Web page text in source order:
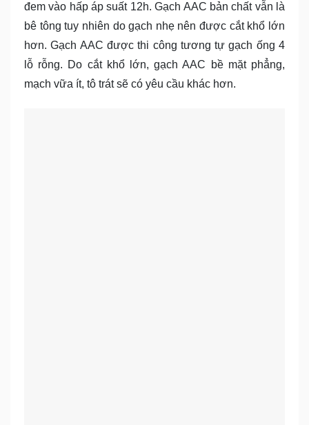
đem vào hấp áp suất 12h. Gạch AAC bản chất vẫn là
bê tông tuy nhiên do gạch nhẹ nên được cắt khổ lớn
hơn. Gạch AAC được thi công tương tự gạch ống 4
lỗ rỗng. Do cắt khổ lớn, gạch AAC bề mặt phẳng,
mạch vữa ít, tô trát sẽ có yêu cầu khác hơn.